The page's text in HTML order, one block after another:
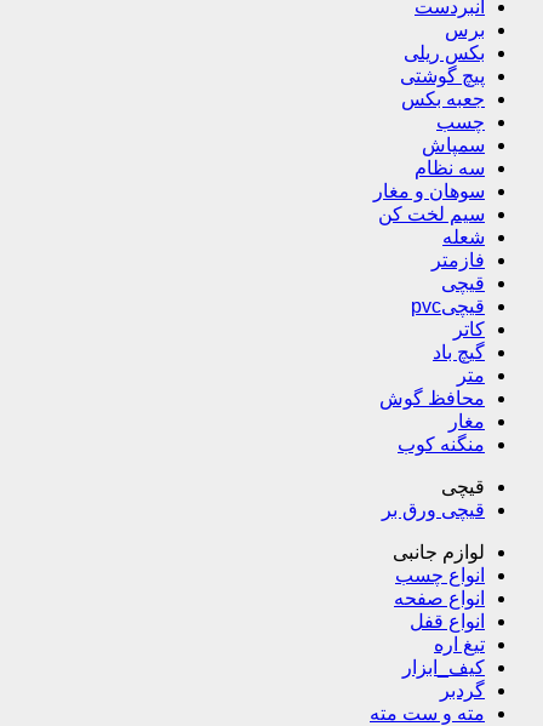
انبردست
برس
بکس ریلی
پیچ گوشتی
جعبه بکس
چسب
سمپاش
سه نظام
سوهان و مغار
سیم لخت کن
شعله
فازمتر
قیچی
قیچیpvc
کاتر
گیچ باد
متر
محافظ گوش
مغار
منگنه کوب
قیچی
قیچی ورق بر
لوازم جانبی
انواع چسب
انواع صفحه
انواع قفل
تیغ اره
کیف_ابزار
گردبر
مته و ست مته